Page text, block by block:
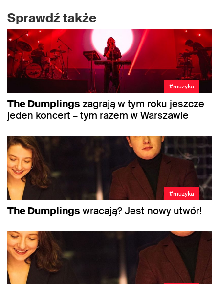
Sprawdź także
#muzyka
The Dumplings zagrają w tym roku jeszcze
jeden koncert – tym razem w Warszawie
#muzyka
The Dumplings wracają? Jest nowy utwór!